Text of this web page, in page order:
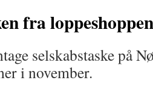
fra loppeshoppen
selskabstaske på
i november.